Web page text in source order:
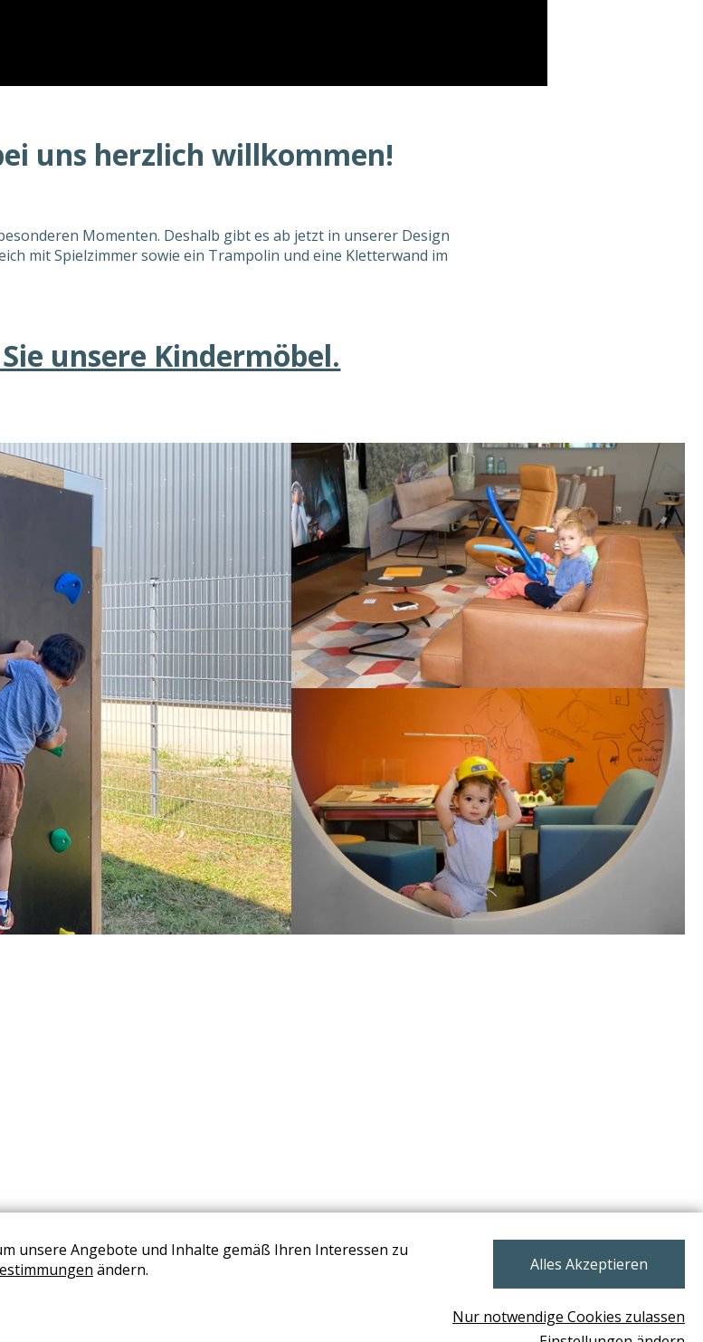
unsere Angebote und Inhalte gemäß Ihren Interessen zu
ändern. Alles Akzeptieren
Nur notwendige Cookies zulassen
uns herzlich willkommen!
Momenten. Deshalb gibt es ab jetzt in unserer Design
mit Spielzimmer sowie ein Trampolin und eine Kletterwand im
unsere Kindermöbel.
VEREINBAREN